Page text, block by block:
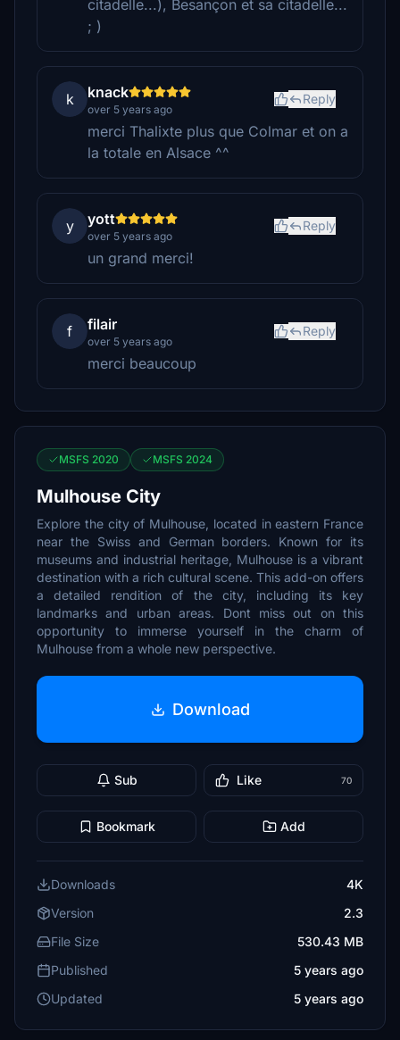
citadelle...), Besançon et sa citadelle...
; )
k knack
over 5 years ago
Reply
merci Thalixte plus que Colmar et on a
la totale en Alsace ^^
y yott
over 5 years ago
Reply
un grand merci!
f filair
over 5 years ago
Reply
merci beaucoup
MSFS 2020 MSFS 2024
Mulhouse City
Explore the city of Mulhouse, located in eastern France
near the Swiss and German borders. Known for its
museums and industrial heritage, Mulhouse is a vibrant
destination with a rich cultural scene. This add-on offers
a detailed rendition of the city, including its key
landmarks and urban areas. Dont miss out on this
opportunity to immerse yourself in the charm of
Mulhouse from a whole new perspective.
Download
Sub Like 70
Bookmark Add
Downloads
4K
Version
2.3
File Size
530.43 MB
Published
5 years ago
Updated
5 years ago